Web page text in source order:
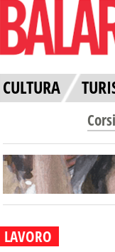
CULTURA
LAVORO